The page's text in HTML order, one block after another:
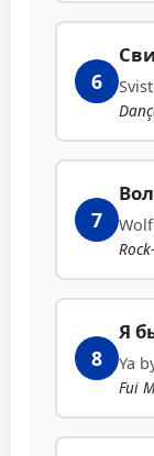
6
7
8
Я
Ya
Fui